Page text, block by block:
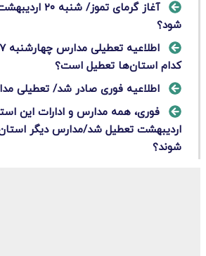
آغاز گرمای
شود؟
کدام استان‌ها تعطیل است؟
اطلاعیه فوری صادر شد/ تعطیلی
اردیبهشت تعطیل شد/مدارس دیگر
شوند؟